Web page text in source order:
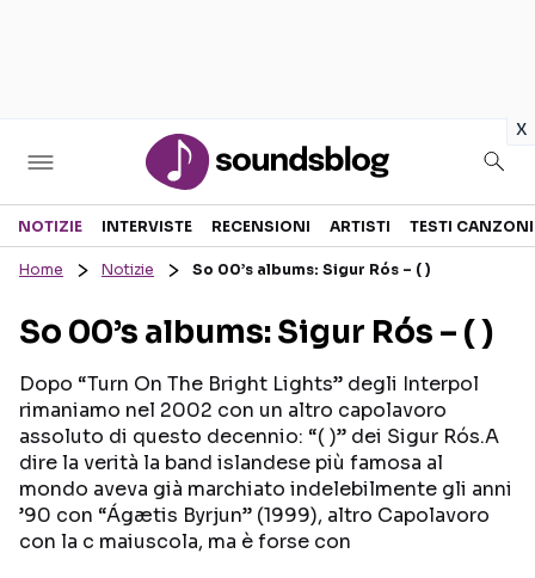
x
Sezioni
RECENSIONI MUSICALI
INTERVISTE
GOSSIP E CURIOSITÀ
TESTI CANZONI
TOUR ED EVENTI
TALENT SHOW
NOTIZIE INTERVISTE RECENSIONI ARTISTI TESTI CANZONI
Home Notizie So 00’s albums: Sigur Rós – ( )
So 00’s albums: Sigur Rós – ( )
Dopo “Turn On The Bright Lights” degli Interpol
rimaniamo nel 2002 con un altro capolavoro
assoluto di questo decennio: “( )” dei Sigur Rós.A
dire la verità la band islandese più famosa al
mondo aveva già marchiato indelebilmente gli anni
’90 con “Ágætis Byrjun” (1999), altro Capolavoro
con la c maiuscola, ma è forse con